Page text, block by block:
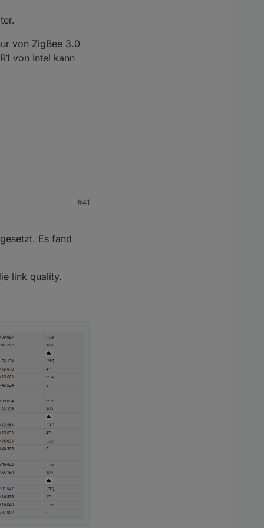
is not doable
von ZigBee 3.0
von Intel kann
meine Node Red
anmeldet den
sowie der an/aus
#41
Es fand
link quality.